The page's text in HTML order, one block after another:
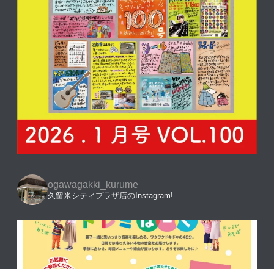
ogawagakki_kurume
久留米シティプラザ店のInstagram!